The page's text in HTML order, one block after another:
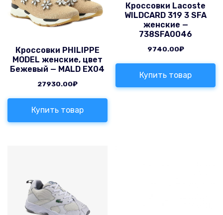
Кроссовки PHILIPPE
MODEL женские, цвет
Бежевый — MALD EX04
27930.00₽
Купить товар
Кроссовки Lacoste
WILDCARD 319 3 SFA
женские —
738SFA0046
9740.00₽
Купить товар